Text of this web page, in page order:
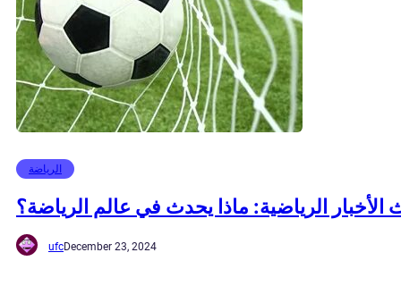
الرياضة
الأخبار الرياضية: ماذا يحدث في عالم الرياضة؟
ufcDecember 23, 2024